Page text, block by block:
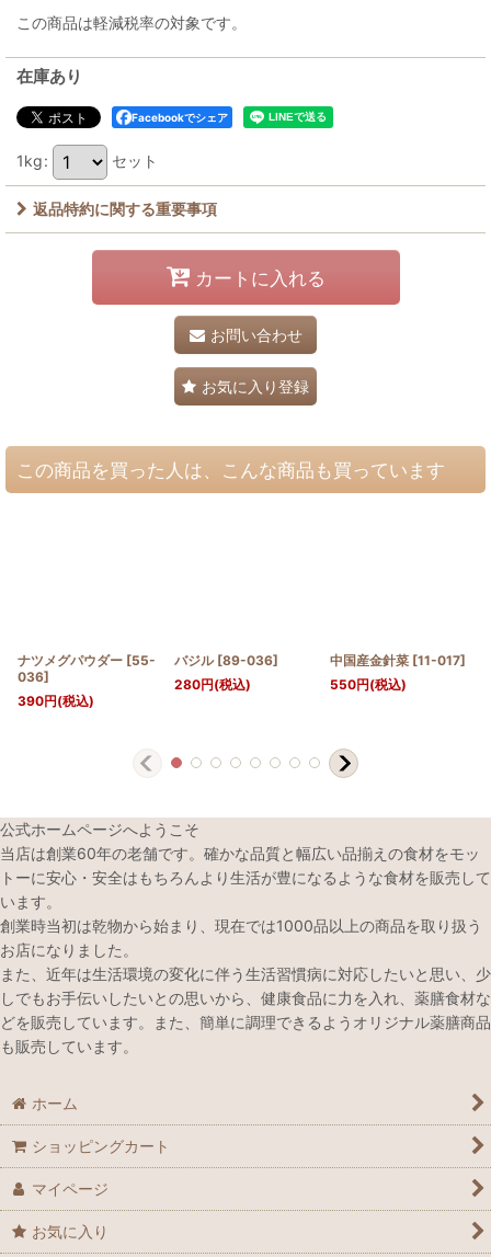
この商品は軽減税率の対象です。
在庫あり
Facebookでシェア
1kg: セット
返品特約に関する重要事項
カートに入れる
お問い合わせ
お気に入り登録
この商品を買った人は、こんな商品も買っています
ナツメグパウダー [55-
036]
390円(税込)
バジル [89-036]
280円(税込)
中国産金針菜 [11-017]
550円(税込)
公式ホームページへようこそ
当店は創業60年の老舗です。確かな品質と幅広い品揃えの食材をモッ
トーに安心・安全はもちろんより生活が豊になるような食材を販売して
います。
創業時当初は乾物から始まり、現在では1000品以上の商品を取り扱う
お店になりました。
また、近年は生活環境の変化に伴う生活習慣病に対応したいと思い、少
しでもお手伝いしたいとの思いから、健康食品に力を入れ、薬膳食材な
どを販売しています。また、簡単に調理できるようオリジナル薬膳商品
も販売しています。
ホーム
ショッピングカート
マイページ
お気に入り